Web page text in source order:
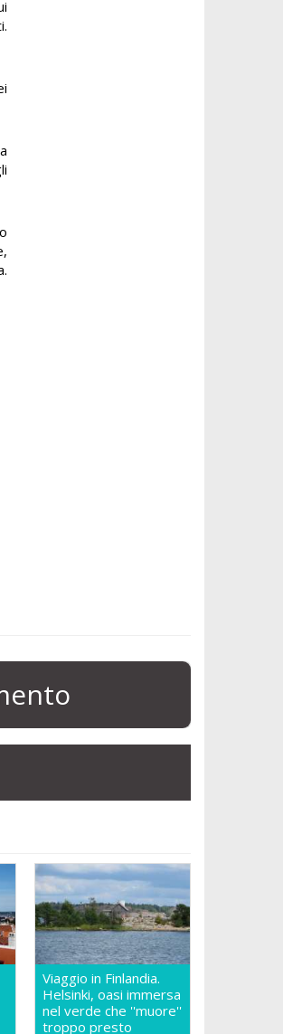
Viaggio in Finlandia.
Helsinki, oasi immersa
nel verde che ''muore''
troppo presto